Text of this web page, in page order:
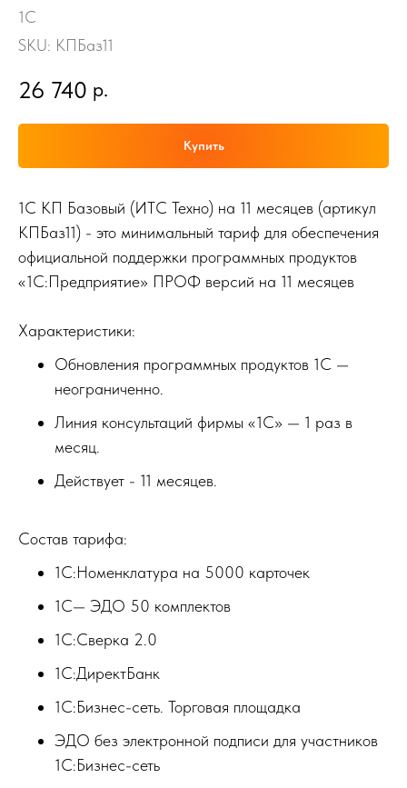
1С
SKU: КПБаз11
26 740 р.
Купить
1С КП Базовый (ИТС Техно) на 11 месяцев (артикул
КПБаз11) - это минимальный тариф для обеспечения
официальной поддержки программных продуктов
«1С:Предприятие» ПРОФ версий на 11 месяцев
Характеристики:
Обновления программных продуктов 1С —
неограниченно.
Линия консультаций фирмы «1С» — 1 раз в
месяц.
Действует - 11 месяцев.
Состав тарифа:
1С:Номенклатура на 5000 карточек
1С— ЭДО 50 комплектов
1С:Сверка 2.0
1С:ДиректБанк
1С:Бизнес-сеть. Торговая площадка
ЭДО без электронной подписи для участников
1С:Бизнес-сеть